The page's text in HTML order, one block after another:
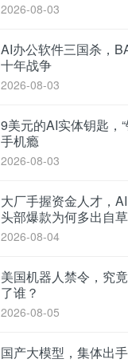
2026-08-03
AI办公软件三国杀，
十年战争
2026-08-03
9美元的AI实体钥匙，“
手机瘾
2026-08-03
大厂手握资金人才，
头部爆款为何多出自
2026-08-04
美国机器人禁令，究
了谁？
2026-08-05
国产大模型，集体出手